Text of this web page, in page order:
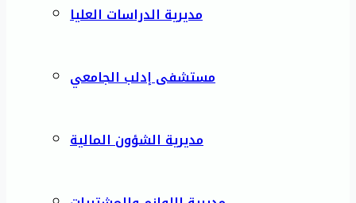
مديرية الدراسات العليا
مستشفى إدلب الجامعي
مديرية الشؤون المالية